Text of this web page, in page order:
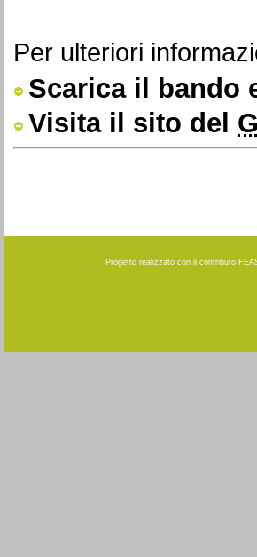
Per ulteriori
Scarica il bando
Visita il sito del
Progetto realizzato con il contributo